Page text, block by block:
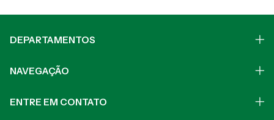
DEPARTAMENTOS
NAVEGAÇÃO
ENTRE EM CONTATO